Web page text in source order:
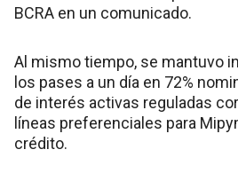
BCRA en un comunicado.
Al mismo tiempo, se mantuvo
los pases a un día en 72%
de interés activas reguladas
líneas preferenciales para
crédito.